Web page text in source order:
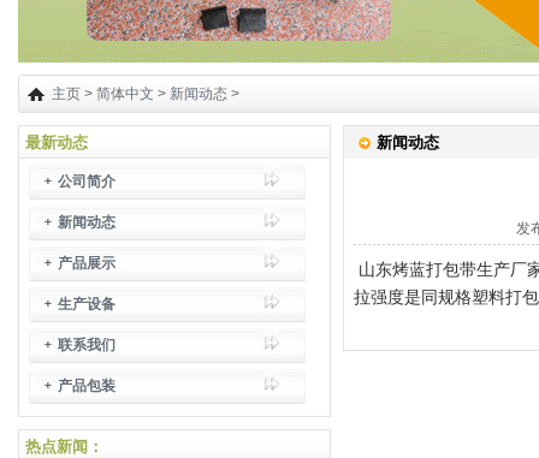
主页 > 简体中文 > 新闻动态 >
最新动态
公司简介
新闻动态
产品展示
生产设备
联系我们
产品包装
热点新闻：
新闻动态
发
山东烤蓝打包带生产厂
拉强度是同规格塑料打